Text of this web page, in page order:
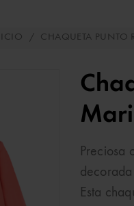
/ CHAQUETA PUNTO
Preciosa
Esta